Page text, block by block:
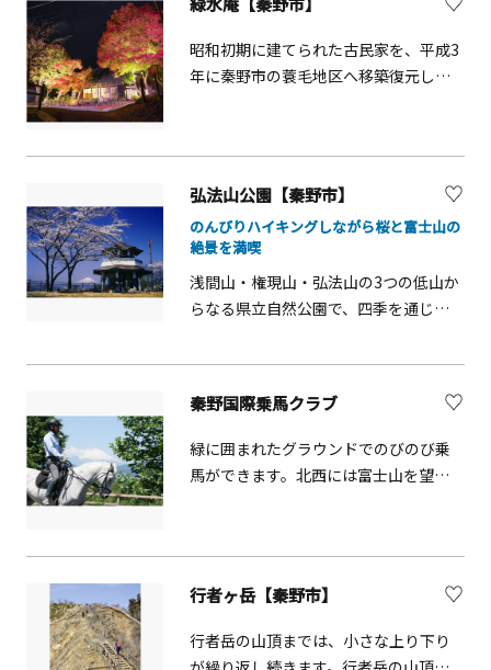
もの湧水スポットがあり、市内の湧水
めぐりハイキングが人気です。
昭和初期に建てられた古民家を、平成3
年に秦野市の蓑毛地区へ移築復元した
て、また昭和初期の農家建築を知るう
えで重要な建築物と認められ、国登録
有形文化財（建造物）に登録されまし
た。家の構造は、当時の一般的なたば
こ農家に見られる建築様式で、田の字
型四間（よつま）となっており、土間
には農具や日用品も展示され、農家の
います。村民体験や稲刈り、お月見会な
ども開かれ、自然豊かな周辺をめぐる
ハイキングも定期的に設けられていま
す。
弘法山公園【秦野市】
のんびりハイキングしながら桜と富士山の
絶景を満喫
浅間山・権現山・弘法山の3つの低山か
らなる県立自然公園で、四季を通じて
の展望台からは、相模湾から富士山ま
見百景」に選出されています。春に
は、1400本以上の桜が咲き誇る名所と
しても有名で、「かながわ花の名所100
す。
秦野国際乗馬クラブ
緑に囲まれたグラウンドでのびのび乗
馬ができます。北西には富士山を望む
行者ヶ岳【秦野市】
行者岳の山頂までは、小さな上り下り